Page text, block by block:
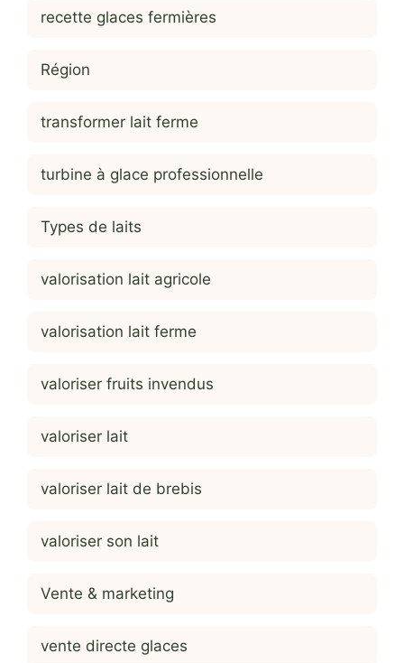
recette glaces fermières
Région
transformer lait ferme
turbine à glace professionnelle
Types de laits
valorisation lait agricole
valorisation lait ferme
valoriser fruits invendus
valoriser lait
valoriser lait de brebis
valoriser son lait
Vente & marketing
vente directe glaces